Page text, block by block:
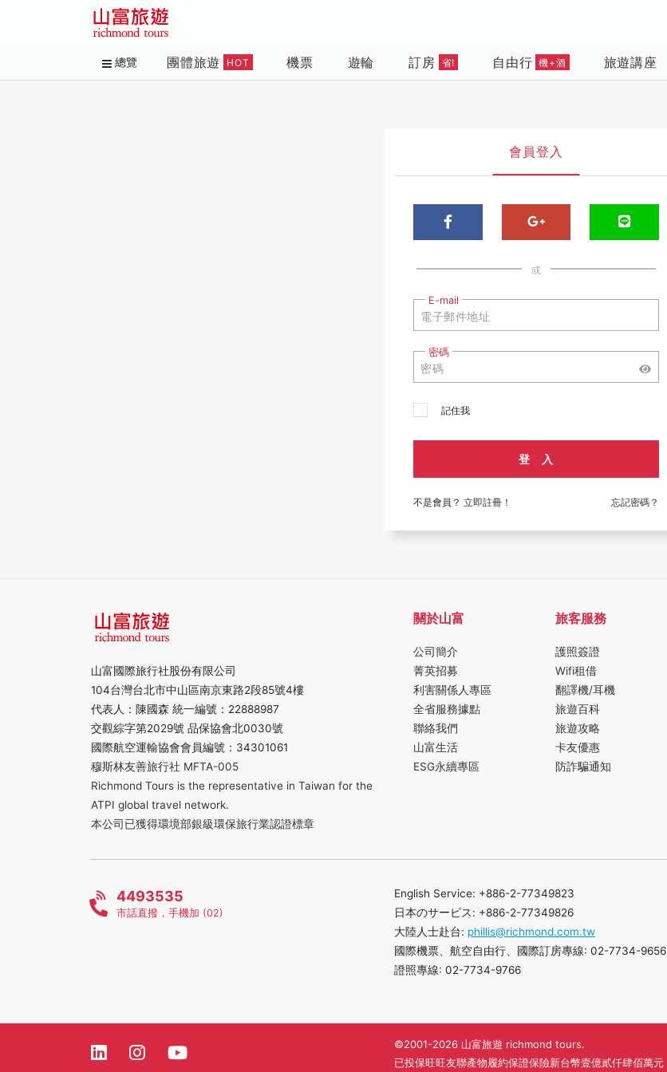
總覽 團體旅遊 HOT 機票 遊輪 訂房 省! 自由行 機+酒 旅遊講座
會員登入
或
E-mail
密碼
記住我
登 入
不是會員？ 立即註冊！ 忘記密碼？
山富國際旅行社股份有限公司
104台灣台北市中山區南京東路2段85號4樓
代表人：陳國森 統一編號：22888987
交觀綜字第2029號 品保協會北0030號
國際航空運輸協會會員編號：34301061
穆斯林友善旅行社 MFTA-005
Richmond Tours is the representative in Taiwan for the
ATPI global travel network.
本公司已獲得環境部銀級環保旅行業認證標章
關於山富
公司簡介
菁英招募
利害關係人專區
全省服務據點
聯絡我們
山富生活
ESG永續專區
旅客服務
護照簽證
Wifi租借
翻譯機/耳機
旅遊百科
旅遊攻略
卡友優惠
防詐騙通知
4493535
市話直撥，手機加 (02)
English Service: +886-2-77349823
日本のサービス: +886-2-77349826
大陸人士赴台: phillis@richmond.com.tw
國際機票、航空自由行、國際訂房專線: 02-7734-9656
證照專線: 02-7734-9766
©2001-2026 山富旅遊 richmond tours.
已投保旺旺友聯產物履約保證保險新台幣壹億貳仟肆佰萬元